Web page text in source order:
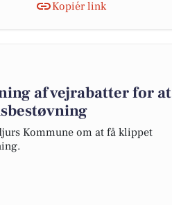
Kopiér link
af vejrabatter for at
Kommune om at få klippet